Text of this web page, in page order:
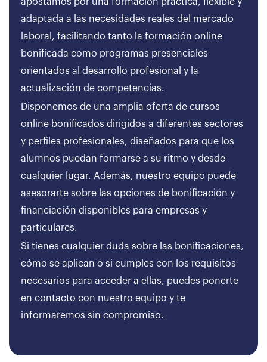
adaptada a las necesidades reales del mercado
laboral, facilitando tanto la formación online
bonificada como programas presenciales
orientados al desarrollo profesional y la
actualización de competencias.
Disponemos de una amplia oferta de cursos
online bonificados dirigidos a diferentes sectores
y perfiles profesionales, diseñados para que los
alumnos puedan formarse a su ritmo y desde
cualquier lugar. Además, nuestro equipo puede
asesorarte sobre las opciones de bonificación y
financiación disponibles para empresas y
particulares.
Si tienes cualquier duda sobre las bonificaciones,
cómo se aplican o si cumples con los requisitos
necesarios para acceder a ellas, puedes ponerte
en contacto con nuestro equipo y te
informaremos sin compromiso.